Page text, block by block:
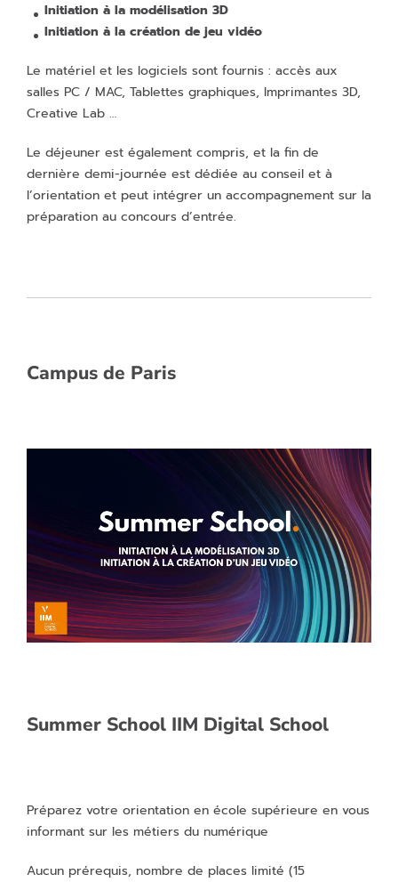
Initiation à la modélisation 3D
Initiation à la création de jeu vidéo
Le matériel et les logiciels sont fournis : accès aux
salles PC / MAC, Tablettes graphiques, Imprimantes 3D,
Creative Lab …
Le déjeuner est également compris, et la fin de
dernière demi-journée est dédiée au conseil et à
l’orientation et peut intégrer un accompagnement sur la
préparation au concours d’entrée.
Campus de Paris
Summer School IIM Digital School
Préparez votre orientation en école supérieure en vous
informant sur les métiers du numérique
Aucun prérequis, nombre de places limité (15